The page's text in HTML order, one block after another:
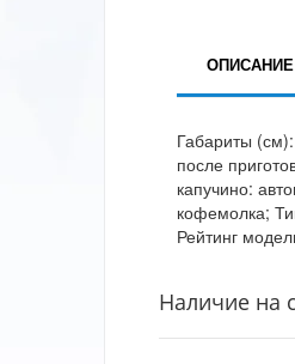
ОПИСАНИЕ
Габариты
после
капучино:
кофемолка;
Рейтинг
Наличие на